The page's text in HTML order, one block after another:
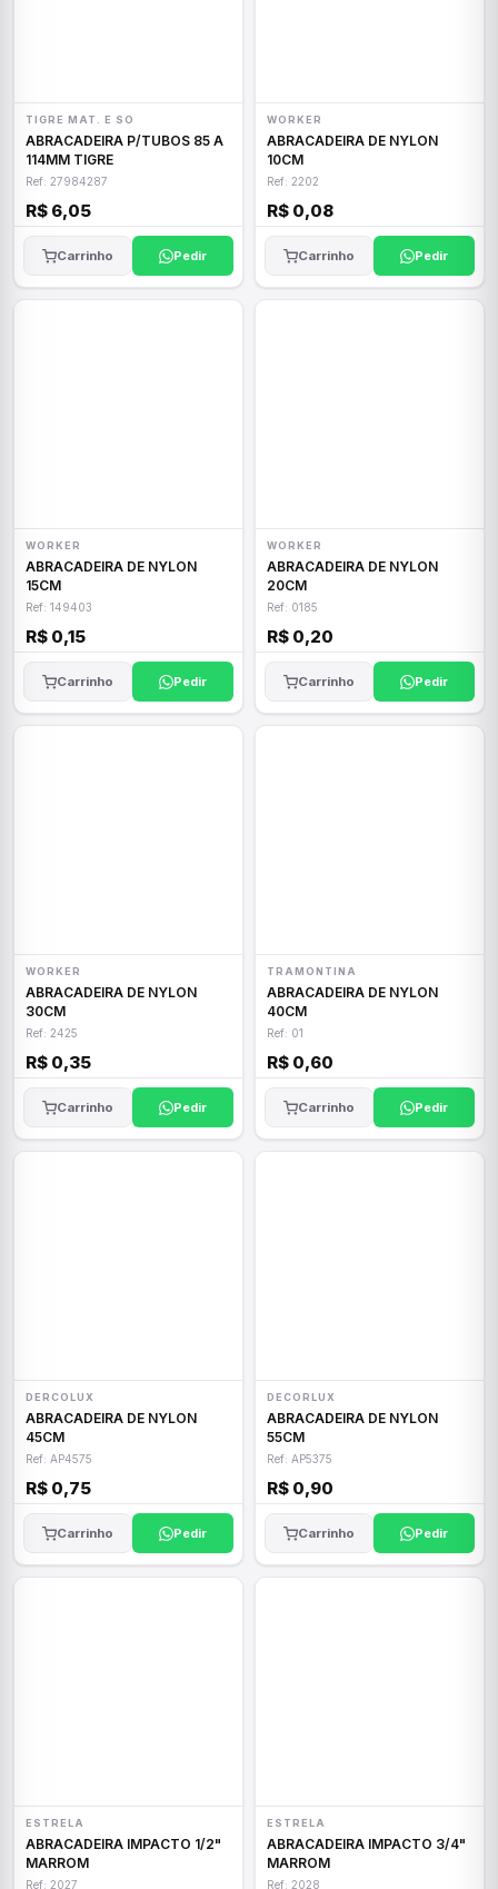
TIGRE MAT. E SO
ABRACADEIRA P/TUBOS 85 A
114MM TIGRE
Ref: 27984287
R$ 6,05
Carrinho Pedir
WORKER
ABRACADEIRA DE NYLON
10CM
Ref: 2202
R$ 0,08
Carrinho Pedir
WORKER
ABRACADEIRA DE NYLON
15CM
Ref: 149403
R$ 0,15
Carrinho Pedir
WORKER
ABRACADEIRA DE NYLON
20CM
Ref: 0185
R$ 0,20
Carrinho Pedir
WORKER
ABRACADEIRA DE NYLON
30CM
Ref: 2425
R$ 0,35
Carrinho Pedir
TRAMONTINA
ABRACADEIRA DE NYLON
40CM
Ref: 01
R$ 0,60
Carrinho Pedir
DERCOLUX
ABRACADEIRA DE NYLON
45CM
Ref: AP4575
R$ 0,75
Carrinho Pedir
DECORLUX
ABRACADEIRA DE NYLON
55CM
Ref: AP5375
R$ 0,90
Carrinho Pedir
ESTRELA
ABRACADEIRA IMPACTO 1/2"
MARROM
Ref: 2027
ESTRELA
ABRACADEIRA IMPACTO 3/4"
MARROM
Ref: 2028